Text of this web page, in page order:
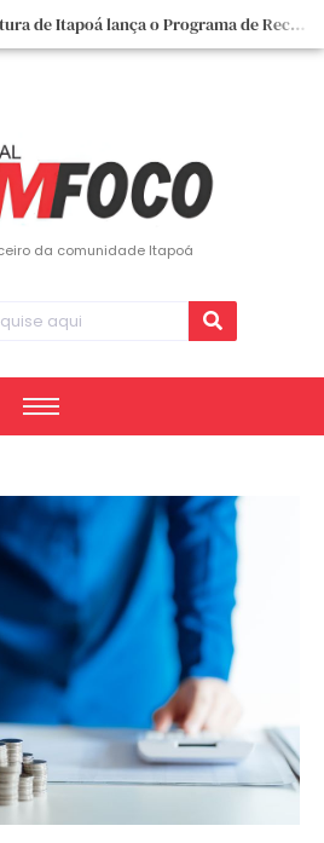
📣📣 A Prefeitura de Itapoá lança o Programa de Recuperação Fiscal (REFIS).
📢 Empreendedor do turismo, esta oportunidade é para você! Itapoá – SC.
da comunidade Itapoá